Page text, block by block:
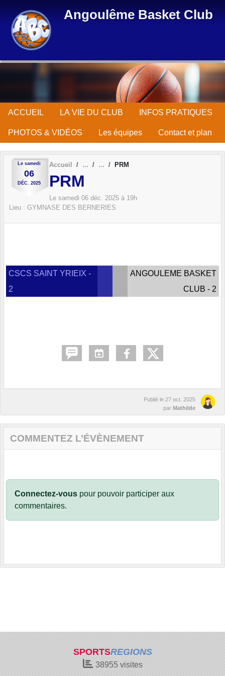
Angoulême Basket Club
ACCUEIL LA VIE DU CLUB INFOS PRATIQUES
PHOTOS & VIDÉOS Les équipes Contact et plan
Le samedi
06
DÉC. 2025
Accueil PRM
PRM
Le samedi 06 déc. 2025 à 19h
Lieu : GYMNASE DES BERNERIES
CSCS SAINT YRIEIX -
2
ANGOULEME BASKET
CLUB - 2
Publié le 27 oct. 2025
par Mathilde
COMMENTEZ L’ÉVÈNEMENT
Connectez-vous pour pouvoir participer aux
commentaires.
SPORTSREGIONS
38955visites